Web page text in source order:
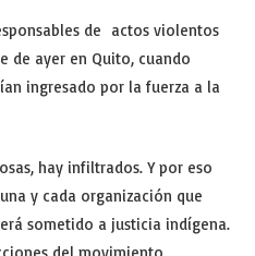
de actos violentos
de ayer en Quito, cuando
ingresado por la fuerza a la
hay infiltrados. Y por eso
y cada organización que
sometido a justicia indígena.